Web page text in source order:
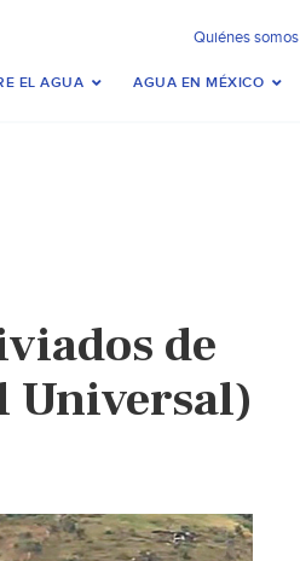
Quiénes somos
EL AGUA AGUA EN MÉXICO
de
Universal)